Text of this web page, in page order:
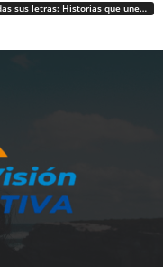
Provincia del Huasco con todas sus letras: Historias que unen cultura, diversidad e identidad